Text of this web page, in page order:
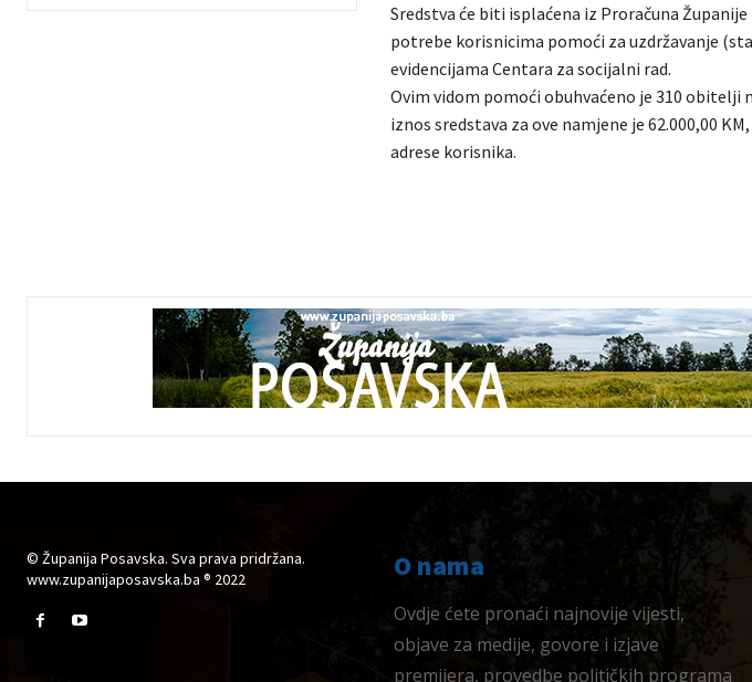
Sredstva će biti isplaćena iz Proračuna
potrebe korisnicima pomoći za uzdržavanje
evidencijama Centara za socijalni rad.
Ovim vidom pomoći obuhvaćeno je 310 obitelji
iznos sredstava za ove namjene je 62.000,00
adrese korisnika.
© Županija Posavska. Sva prava pridržana.
www.zupanijaposavska.ba ® 2022
O nama
Ovdje ćete pronaći najnovije vijesti,
objave za medije, govore i izjave
premijera, provedbe političkih programa